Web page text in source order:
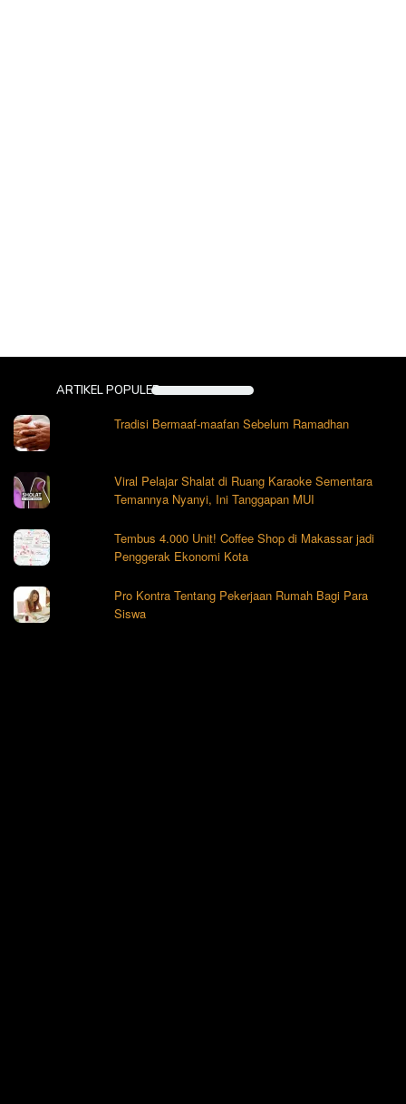
ARTIKEL POPULER
Tradisi Bermaaf-maafan Sebelum Ramadhan
Viral Pelajar Shalat di Ruang Karaoke Sementara
Temannya Nyanyi, Ini Tanggapan MUI
Tembus 4.000 Unit! Coffee Shop di Makassar jadi
Penggerak Ekonomi Kota
Pro Kontra Tentang Pekerjaan Rumah Bagi Para
Siswa